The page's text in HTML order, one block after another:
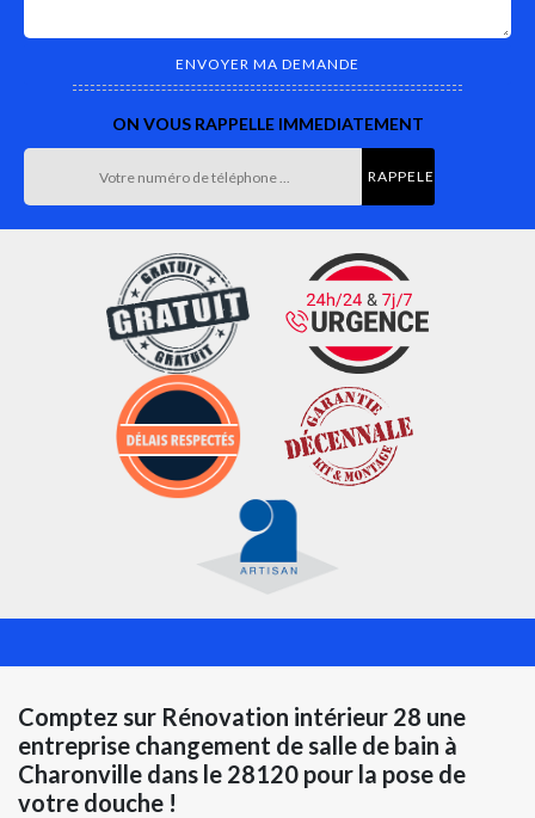
ON VOUS RAPPELLE IMMEDIATEMENT
Comptez sur Rénovation intérieur 28 une
entreprise changement de salle de bain à
Charonville dans le 28120 pour la pose de
votre douche !